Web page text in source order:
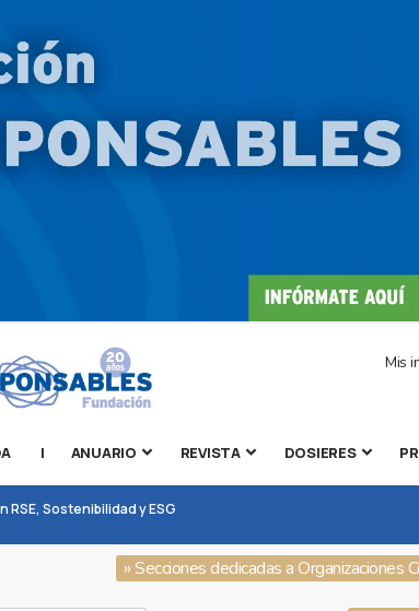
Mis
| ANUARIO REVISTA DOSIERES
Sostenibilidad y ESG
» Secciones dedicadas a Organizaciones